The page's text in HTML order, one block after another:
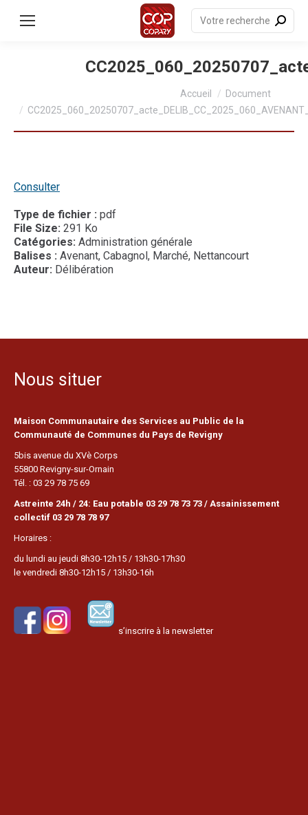
principal
Recherche
:
Accueil
Document
Consulter
Type de fichier : pdf
File Size: 291 Ko
Catégories: Administration générale
Balises : Avenant, Cabagnol, Marché, Nettancourt
Auteur: Délibération
Nous situer
Maison Communautaire des Services au Public de la
Communauté de Communes du Pays de Revigny
5bis avenue du XVè Corps
55800 Revigny-sur-Ornain
Tél. : 03 29 78 75 69
Astreinte 24h / 24: Eau potable 03 29 78 73 73 / Assainissement
collectif 03 29 78 78 97
Horaires :
du lundi au jeudi 8h30-12h15 / 13h30-17h30
le vendredi 8h30-12h15 / 13h30-16h
s’inscrire à la newsletter